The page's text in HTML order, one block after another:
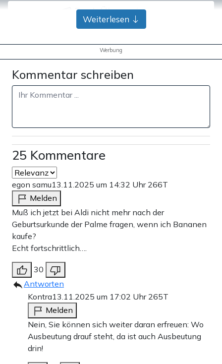
Bank-Überweisung
Weiterlesen
Werbung
Kommentar schreiben
25 Kommentare
egon samu13.11.2025 um 14:32 Uhr 266T
Melden
Muß ich jetzt bei Aldi nicht mehr nach der
Geburtsurkunde der Palme fragen, wenn ich Bananen
kaufe?
Echt fortschrittlich….
30
Antworten
Kontra13.11.2025 um 17:02 Uhr 265T
Melden
Nein, Sie können sich weiter daran erfreuen: Wo
Ausbeutung drauf steht, da ist auch Ausbeutung
drin!